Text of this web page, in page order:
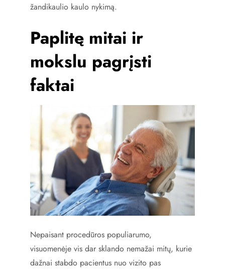
žandikaulio kaulo nykimą.
Paplitę mitai ir
mokslu pagrįsti
faktai
Nepaisant procedūros populiarumo,
visuomenėje vis dar sklando nemažai mitų, kurie
dažnai stabdo pacientus nuo vizito pas